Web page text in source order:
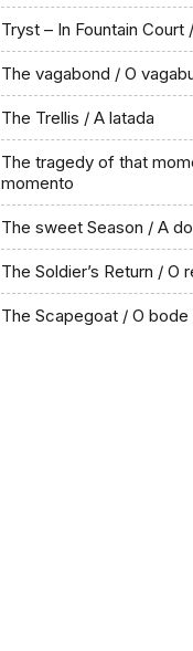
The vagabond / O
The Trellis / A latada
The tragedy of that
momento
The sweet Season / A
The
The Scapegoat